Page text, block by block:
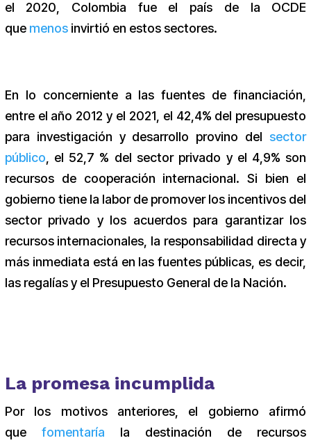
el 2020, Colombia fue el país de la OCDE
que menosinvirtió en estos sectores.
En lo concerniente a las fuentes de financiación,
entre el año 2012 y el 2021, el 42,4% del presupuesto
para investigación y desarrollo provino del sector
público, el 52,7 % del sector privado y el 4,9% son
recursos de cooperación internacional. Si bien el
gobierno tiene la labor de promover los incentivos del
sector privado y los acuerdos para garantizar los
recursos internacionales, la responsabilidad directa y
más inmediata está en las fuentes públicas, es decir,
las regalías y el Presupuesto General de la Nación.
La promesa incumplida
Por los motivos anteriores, el gobierno afirmó
que fomentaría la destinación de recursos